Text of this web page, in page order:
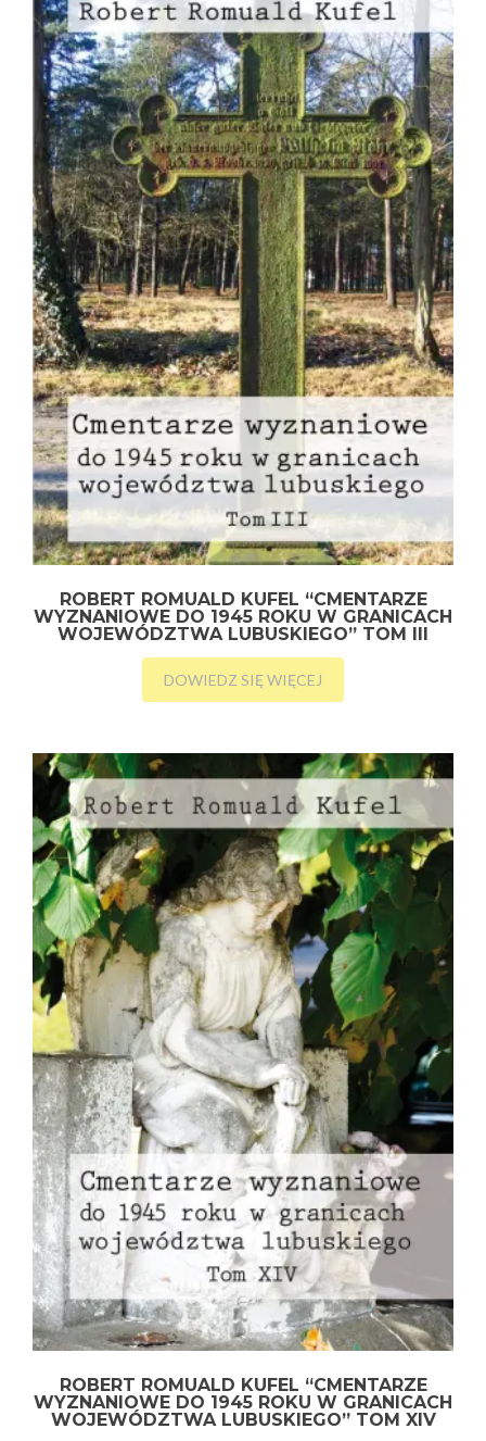
ROBERT ROMUALD KUFEL “CMENTARZE
WYZNANIOWE DO 1945 ROKU W GRANICACH
WOJEWÓDZTWA LUBUSKIEGO” TOM III
DOWIEDZ SIĘ WIĘCEJ
ROBERT ROMUALD KUFEL “CMENTARZE
WYZNANIOWE DO 1945 ROKU W GRANICACH
WOJEWÓDZTWA LUBUSKIEGO” TOM XIV